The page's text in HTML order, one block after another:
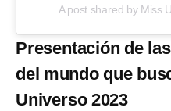
A post shared by Miss
Presentación de
del mundo que
Universo 2023